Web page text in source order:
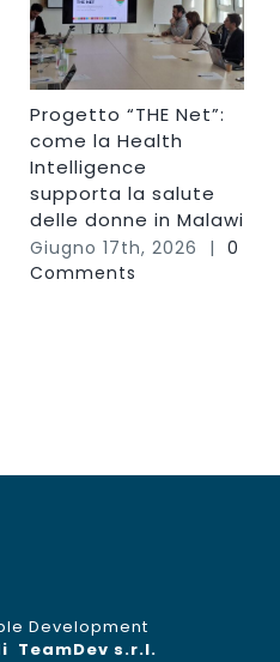
Progetto “THE Net”:
come la Health
Intelligence
supporta la salute
delle donne in Malawi
Giugno 17th, 2026 | 0
Comments
Development
TeamDev s.r.l.